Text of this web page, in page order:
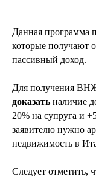
Данная программа
которые получают
пассивный доход.
Для получения
доказать наличие
20% на супруга и
заявителю нужно
недвижимость в
Следует отметить,